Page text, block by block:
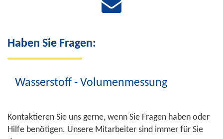
Haben Sie Fragen:
Wasserstoff - Volumenmessung
Kontaktieren Sie uns gerne, wenn Sie Fragen haben oder
Hilfe benötigen. Unsere Mitarbeiter sind immer für Sie